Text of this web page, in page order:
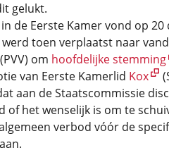
gelukt.
de Eerste Kamer vond op
toen verplaatst naar
(PVV) om hoofdelijke stemming
van Eerste Kamerlid Kox
aan de Staatscommissie
of het wenselijk is om te
verbod vóór de